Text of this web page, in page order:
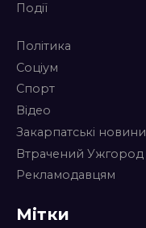
Події
Політика
Соціум
Спорт
Відео
Закарпатські новини
Втрачений Ужгород
Рекламодавцям
Мітки